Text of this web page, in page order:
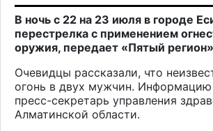
В ночь с 22 на 23 июля в городе
перестрелка с применением
оружия, передает «Пятый
Очевидцы рассказали, что
огонь в двух мужчин. Информацию
пресс-секретарь управления
Алматинской области.